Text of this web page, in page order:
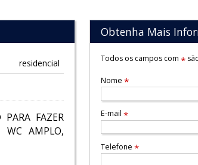
residencial
FAZER
WC AMPLO,
Obtenha Mais
Todos os campos com *
Nome *
E-mail *
Telefone *